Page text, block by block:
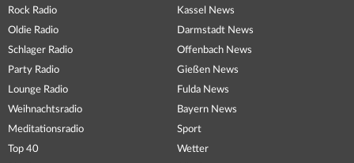
Rock Radio
Oldie Radio
Schlager Radio
Party Radio
Lounge Radio
Weihnachtsradio
Meditationsradio
Top 40
Kassel News
Darmstadt News
Offenbach News
Gießen News
Fulda News
Bayern News
Sport
Wetter